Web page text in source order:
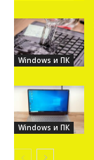
Windows и ПК
Windows и ПК